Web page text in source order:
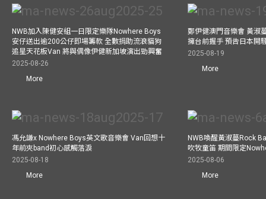
NWB加入陳健安組一日限定樂隊Nowhere Boys
安仔送出逾200公仔即場籌款 全數捐助流浪貓狗
追星天花板Van 將與偶像伊健新加坡演出勁興奮
2025-08-26
More
鄭伊健澳門音樂會 黃淑
擁台前握手 預告日本開
2025-08-19
More
馮允謙x Nowhere Boys英文歌音樂會 Van回想十
年前夾band初心感觸落淚
2025-08-18
More
NWB喚醒黃淑蔓Rock
吹牧童笛 期間限定
2025-08-06
More